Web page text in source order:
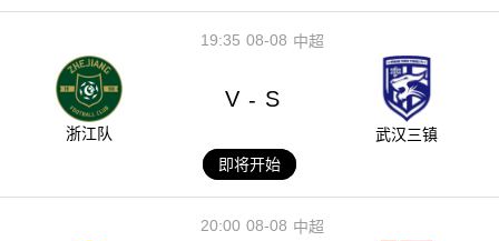
08-08
19:35 中超
浙江队
V - S
武汉三镇
即将开始
08-08
20:00 中超